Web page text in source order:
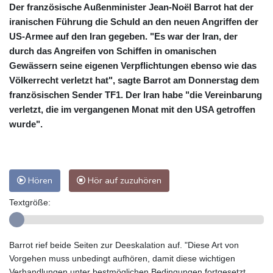
Der französische Außenminister Jean-Noël Barrot hat der
iranischen Führung die Schuld an den neuen Angriffen der
US-Armee auf den Iran gegeben. "Es war der Iran, der
durch das Angreifen von Schiffen in omanischen
Gewässern seine eigenen Verpflichtungen ebenso wie das
Völkerrecht verletzt hat", sagte Barrot am Donnerstag dem
französischen Sender TF1. Der Iran habe "die Vereinbarung
verletzt, die im vergangenen Monat mit den USA getroffen
wurde".
Hören Hör auf zuzuhören
Textgröße:
Barrot rief beide Seiten zur Deeskalation auf. "Diese Art von
Vorgehen muss unbedingt aufhören, damit diese wichtigen